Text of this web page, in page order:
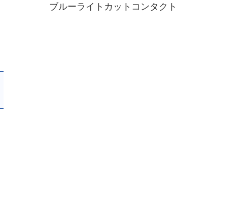
ブルーライトカットコンタクト